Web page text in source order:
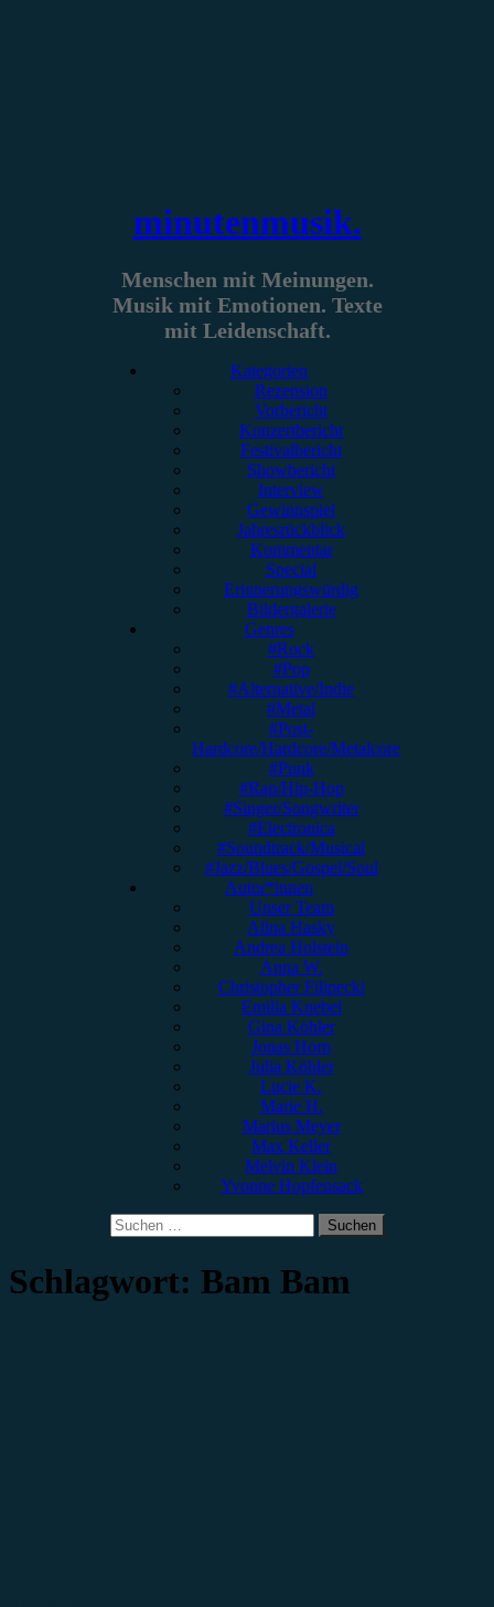
minutenmusik.
Menschen mit Meinungen.
Musik mit Emotionen. Texte
mit Leidenschaft.
Kategorien
Rezension
Vorbericht
Konzertbericht
Festivalbericht
Showbericht
Interview
Gewinnspiel
Jahresrückblick
Kommentar
Special
Erinnerungswürdig
Bildergalerie
Genres
#Rock
#Pop
#Alternative/Indie
#Metal
#Post-
Hardcore/Hardcore/Metalcore
#Punk
#Rap/Hip-Hop
#Singer/Songwriter
#Electronica
#Soundtrack/Musical
#Jazz/Blues/Gospel/Soul
Autor*innen
Unser Team
Alina Hasky
Andrea Holstein
Anna W.
Christopher Filipecki
Emilia Knebel
Gina Köhler
Jonas Horn
Julia Köhler
Lucie K.
Marie H.
Marius Meyer
Max Keller
Melvin Klein
Yvonne Hopfensack
Suchen
nach:
Schlagwort: Bam Bam